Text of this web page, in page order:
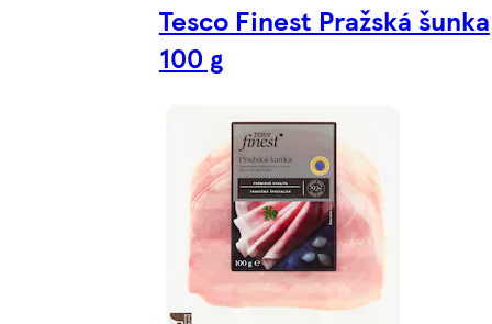
Tesco Finest Pražská šunka
100 g